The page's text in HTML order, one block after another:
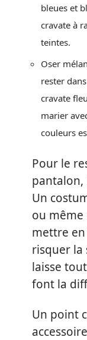
bleues et
cravate à
teintes.
Oser
rester
cravate
marier
couleurs
Pour le
pantalon,
Un
ou
mettre en
risquer la
laisse
font la
Un point